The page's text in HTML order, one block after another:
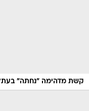
קשת מדהימה "נחתה"